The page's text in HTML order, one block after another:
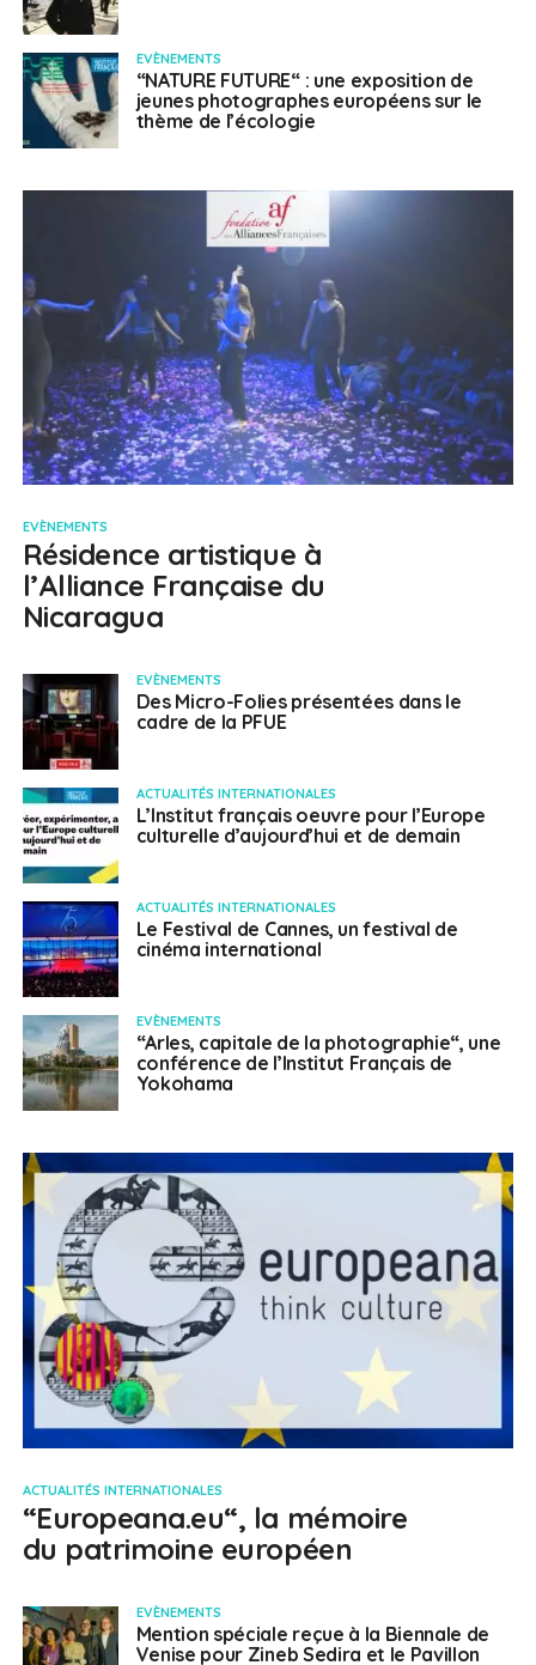
EVÈNEMENTS
“NATURE FUTURE“ : une exposition de
jeunes photographes européens sur le
thème de l’écologie
EVÈNEMENTS
Résidence artistique à
l’Alliance Française du
Nicaragua
EVÈNEMENTS
Des Micro-Folies présentées dans le
cadre de la PFUE
ACTUALITÉS INTERNATIONALES
L’Institut français oeuvre pour l’Europe
culturelle d’aujourd’hui et de demain
ACTUALITÉS INTERNATIONALES
Le Festival de Cannes, un festival de
cinéma international
EVÈNEMENTS
“Arles, capitale de la photographie“, une
conférence de l’Institut Français de
Yokohama
ACTUALITÉS INTERNATIONALES
“Europeana.eu“, la mémoire
du patrimoine européen
EVÈNEMENTS
Mention spéciale reçue à la Biennale de
Venise pour Zineb Sedira et le Pavillon